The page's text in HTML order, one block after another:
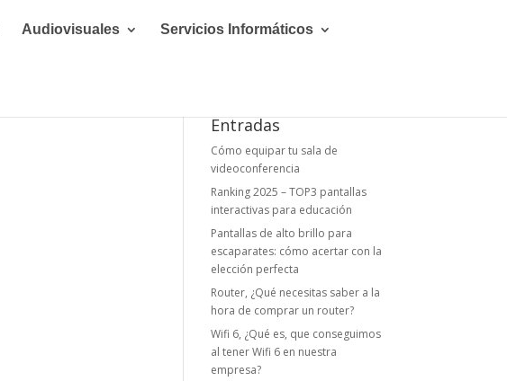
Audiovisuales Servicios Informáticos
Entradas
Cómo equipar tu sala de
videoconferencia
Ranking 2025 – TOP3 pantallas
interactivas para educación
Pantallas de alto brillo para
escaparates: cómo acertar con la
elección perfecta
Router, ¿Qué necesitas saber a la
hora de comprar un router?
Wifi 6, ¿Qué es, que conseguimos
al tener Wifi 6 en nuestra
empresa?